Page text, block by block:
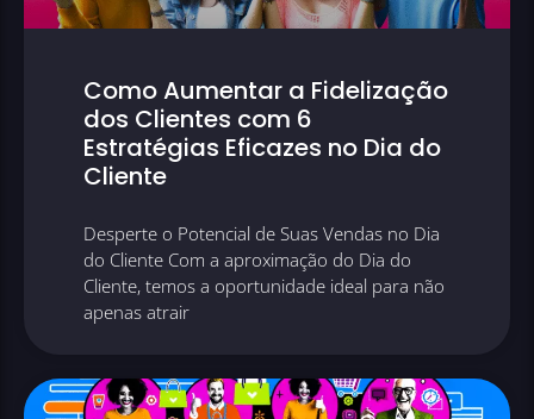
Como Aumentar a Fidelização
dos Clientes com 6
Estratégias Eficazes no Dia do
Cliente
Desperte o Potencial de Suas Vendas no Dia
do Cliente Com a aproximação do Dia do
Cliente, temos a oportunidade ideal para não
apenas atrair